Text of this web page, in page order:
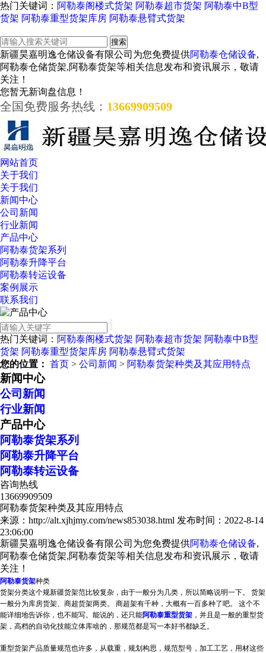
热门关键词： 阿勒泰阁楼式货架 阿勒泰超市货架 阿勒泰中B型
货架 阿勒泰重型货架库房 阿勒泰悬臂式货架
新疆昊嘉明逸仓储设备有限公司为您免费提供阿勒泰仓储设备,
阿勒泰仓储货架,阿勒泰货架等相关信息发布和资讯展示，敬请
关注！
您暂无新询盘信息！
全国免费服务热线： 13669909509
网站首页
关于我们
关于我们
新闻中心
公司新闻
行业新闻
产品中心
阿勒泰货架系列
阿勒泰升降平台
阿勒泰转运设备
案例展示
联系我们
热门关键词： 阿勒泰阁楼式货架 阿勒泰超市货架 阿勒泰中B型
货架 阿勒泰重型货架库房 阿勒泰悬臂式货架
您的位置： 首页 > 公司新闻 > 阿勒泰货架种类及其应用特点
新闻中心
公司新闻
行业新闻
产品中心
阿勒泰货架系列
阿勒泰升降平台
阿勒泰转运设备
咨询热线
13669909509
阿勒泰货架种类及其应用特点
来源：http://alt.xjhjmy.com/news853038.html 发布时间：2022-8-14
23:06:00
新疆昊嘉明逸仓储设备有限公司为您免费提供阿勒泰仓储设备,
阿勒泰仓储货架,阿勒泰货架等相关信息发布和资讯展示，敬请
关注！
阿勒泰货架种类
货架分类这个规新疆货架范比较复杂，由于一般分为几类，所以简略说明一下。 货架
一般分为库房货架、商超货架两类。 商超架有千种，大概有一百多种了吧。 这个不
能详细地告诉你，也不能写。能说的，还只能阿勒泰重型货架 ，并且是一般的重型货
架，高档的自动化技能立体库啥的，那规范都是写一本好书都缺乏。
重型货架产品质量规范也许多，从载重，规划构思，规范型号，加工工艺，用材这些